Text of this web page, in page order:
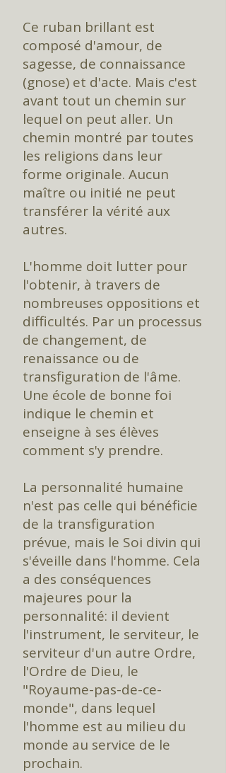
Ce ruban brillant est
composé d'amour, de
sagesse, de connaissance
(gnose) et d'acte. Mais c'est
avant tout un chemin sur
lequel on peut aller. Un
chemin montré par toutes
les religions dans leur
forme originale. Aucun
maître ou initié ne peut
transférer la vérité aux
autres.
L'homme doit lutter pour
l'obtenir, à travers de
nombreuses oppositions et
difficultés. Par un processus
de changement, de
renaissance ou de
transfiguration de l'âme.
Une école de bonne foi
indique le chemin et
enseigne à ses élèves
comment s'y prendre.
La personnalité humaine
n'est pas celle qui bénéficie
de la transfiguration
prévue, mais le Soi divin qui
s'éveille dans l'homme. Cela
a des conséquences
majeures pour la
personnalité: il devient
l'instrument, le serviteur, le
serviteur d'un autre Ordre,
l'Ordre de Dieu, le
"Royaume-pas-de-ce-
monde", dans lequel
l'homme est au milieu du
monde au service de le
prochain.